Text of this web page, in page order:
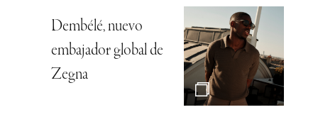
Dembélé, nuevo
embajador global de
Zegna